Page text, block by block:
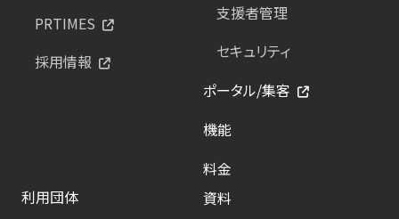
PRTIMES
採用情報
支援者管理
セキュリティ
ポータル/集客
機能
料金
利用団体
資料